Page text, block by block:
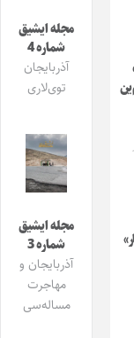
مجله ایشیق
شماره 4
آذربایجان
توی‌لاری
مجله ایشیق
شماره 3
آذربایجان و
مهاجرت
مساله‌سی